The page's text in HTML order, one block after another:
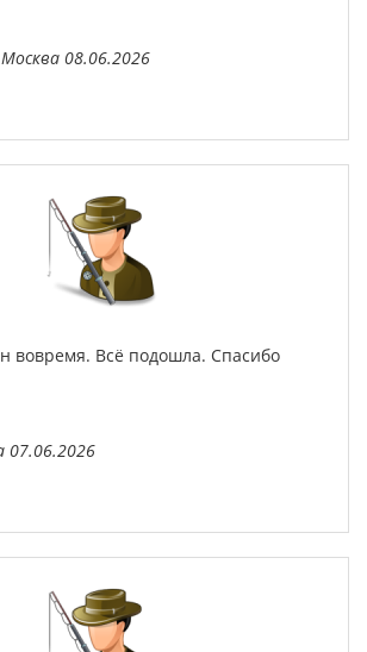
Москва 08.06.2026
вовремя. Всё подошла. Спасибо
07.06.2026